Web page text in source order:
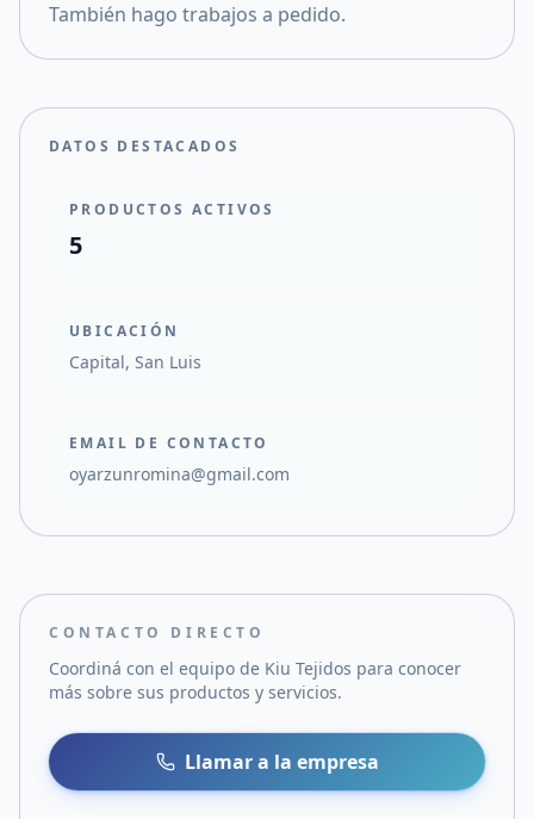
También hago trabajos a pedido.
DATOS DESTACADOS
PRODUCTOS ACTIVOS
5
UBICACIÓN
Capital, San Luis
EMAIL DE CONTACTO
oyarzunromina@gmail.com
CONTACTO DIRECTO
Coordiná con el equipo de Kiu Tejidos para conocer
más sobre sus productos y servicios.
Llamar a la empresa